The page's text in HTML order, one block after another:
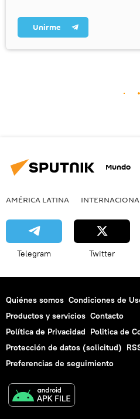
Unirme
Mundo
AMÉRICA LATINA
Telegram Twitter
Quiénes somos Condiciones de
Productos y servicios Contacto
Política de Privacidad Politica de
Protección de datos (solicitud)
Preferencias de seguimiento